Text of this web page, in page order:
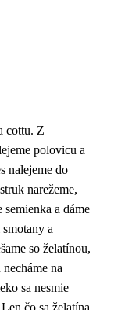
cottu. Z
polovicu a
nalejeme do
narežeme,
a dáme
a
so želatínou,
na
sa nesmie
čo sa želatína